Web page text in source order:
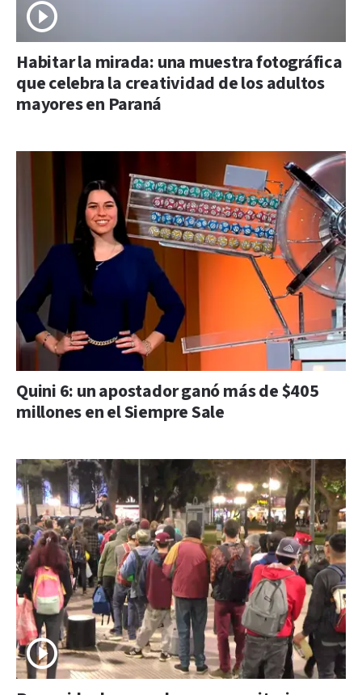
Habitar la mirada: una muestra fotográfica
que celebra la creatividad de los adultos
mayores en Paraná
Quini 6: un apostador ganó más de $405
millones en el Siempre Sale